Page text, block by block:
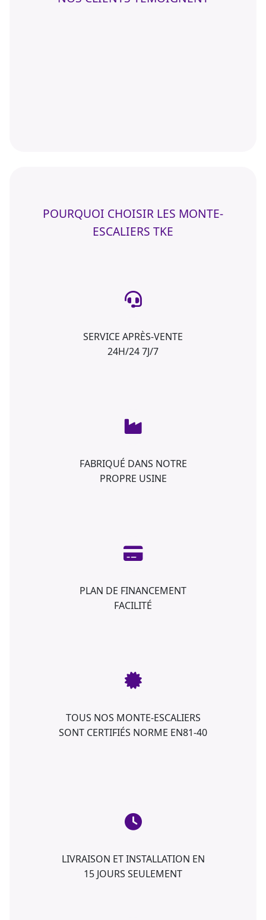
POURQUOI CHOISIR LES MONTE-
ESCALIERS TKE
SERVICE APRÈS-VENTE
24H/24 7J/7
FABRIQUÉ DANS NOTRE
PROPRE USINE
PLAN DE FINANCEMENT
FACILITÉ
TOUS NOS MONTE-ESCALIERS
SONT CERTIFIÉS NORME EN81-40
LIVRAISON ET INSTALLATION EN
15 JOURS SEULEMENT